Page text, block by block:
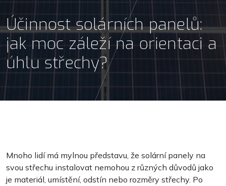
Účinnost solárních panelů:
jak moc záleží na orientaci a
úhlu střechy?
Mnoho lidí má mylnou představu, že solární panely na
svou střechu instalovat nemohou z různých důvodů jako
je materiál, umístění, odstín nebo rozměry střechy. Po